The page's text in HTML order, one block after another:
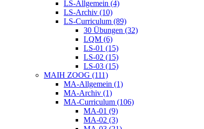
LS-Allgemein (4)
LS-Archiv (10)
LS-Curriculum (89)
30 Übungen (32)
LQM (6)
LS-01 (15)
LS-02 (15)
LS-03 (15)
MAIH ZOOG (111)
MA-Allgemein (1)
MA-Archiv (1)
MA-Curriculum (106)
MA-01 (9)
MA-02 (3)